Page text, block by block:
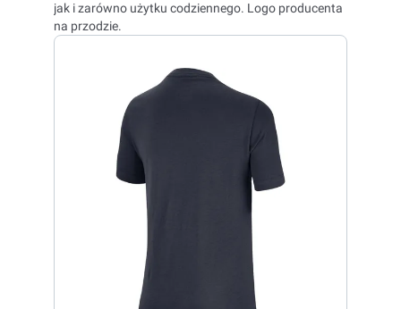
jak i zarówno użytku codziennego. Logo producenta
na przodzie.